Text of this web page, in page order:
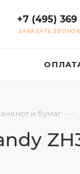
+7 (495) 369
ЗАКАЗАТЬ ЗВОНОК
и бумаг —